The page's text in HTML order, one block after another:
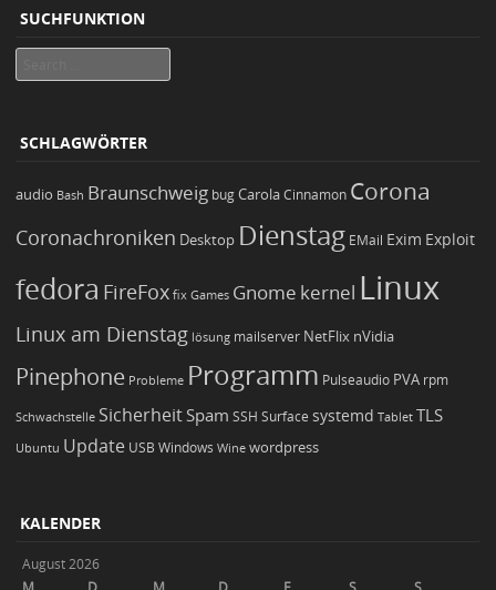
SUCHFUNKTION
SCHLAGWÖRTER
audio Bash Braunschweig bugCarola Cinnamon Corona
Coronachroniken Desktop Dienstag EMail Exim Exploit
fedora FireFox fix Games Gnome kernel Linux
Linux am Dienstag lösung mailserver NetFlix nVidia
Pinephone Probleme Programm Pulseaudio PVA rpm
Schwachstelle Sicherheit Spam SSH Surface systemd Tablet TLS
Ubuntu Update USB Windows Wine wordpress
KALENDER
August 2026
M
D M D F S S